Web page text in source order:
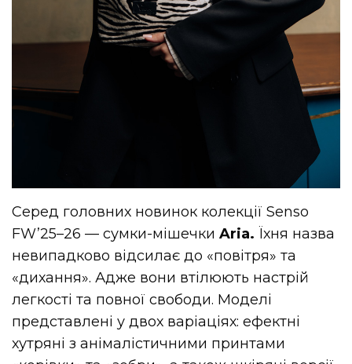
Серед головних новинок колекції Senso
FW’25–26 — сумки-мішечкиAria. Їхня назва
невипадково відсилає до «повітря» та
«дихання». Адже вони втілюють настрій
легкості та повної свободи. Моделі
представлені у двох варіаціях: ефектні
хутряні з анімалістичними принтами